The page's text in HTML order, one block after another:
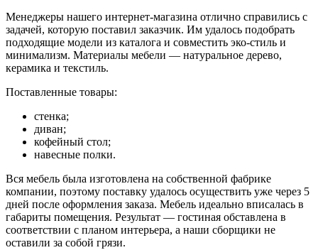
Менеджеры нашего интернет-магазина отлично справились с
задачей, которую поставил заказчик. Им удалось подобрать
подходящие модели из каталога и совместить эко-стиль и
минимализм. Материалы мебели — натуральное дерево,
керамика и текстиль.
Поставленные товары:
стенка;
диван;
кофейный стол;
навесные полки.
Вся мебель была изготовлена на собственной фабрике
компании, поэтому поставку удалось осуществить уже через 5
дней после оформления заказа. Мебель идеально вписалась в
габариты помещения. Результат — гостиная обставлена в
соответствии с планом интерьера, а наши сборщики не
оставили за собой грязи.